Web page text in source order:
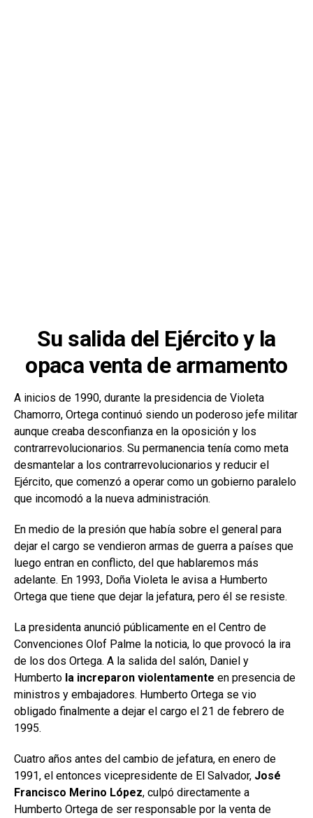
Su salida del Ejército y la
opaca venta de armamento
A inicios de 1990, durante la presidencia de Violeta
Chamorro, Ortega continuó siendo un poderoso jefe militar
aunque creaba desconfianza en la oposición y los
contrarrevolucionarios. Su permanencia tenía como meta
desmantelar a los contrarrevolucionarios y reducir el
Ejército, que comenzó a operar como un gobierno paralelo
que incomodó a la nueva administración.
En medio de la presión que había sobre el general para
dejar el cargo se vendieron armas de guerra a países que
luego entran en conflicto, del que hablaremos más
adelante. En 1993, Doña Violeta le avisa a Humberto
Ortega que tiene que dejar la jefatura, pero él se resiste.
La presidenta anunció públicamente en el Centro de
Convenciones Olof Palme la noticia, lo que provocó la ira
de los dos Ortega. A la salida del salón, Daniel y
Humberto la increparon violentamente en presencia de
ministros y embajadores. Humberto Ortega se vio
obligado finalmente a dejar el cargo el 21 de febrero de
1995.
Cuatro años antes del cambio de jefatura, en enero de
1991, el entonces vicepresidente de El Salvador, José
Francisco Merino López, culpó directamente a
Humberto Ortega de ser responsable por la venta de